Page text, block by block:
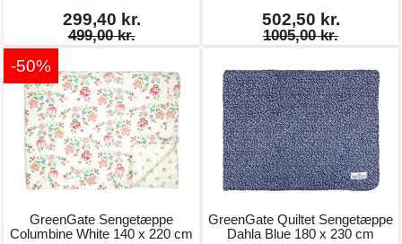
299,40 kr.
499,00 kr.
502,50 kr.
1005,00 kr.
-50%
GreenGate Sengetæppe
Columbine White 140 x 220 cm
GreenGate Quiltet Sengetæppe
Dahla Blue 180 x 230 cm